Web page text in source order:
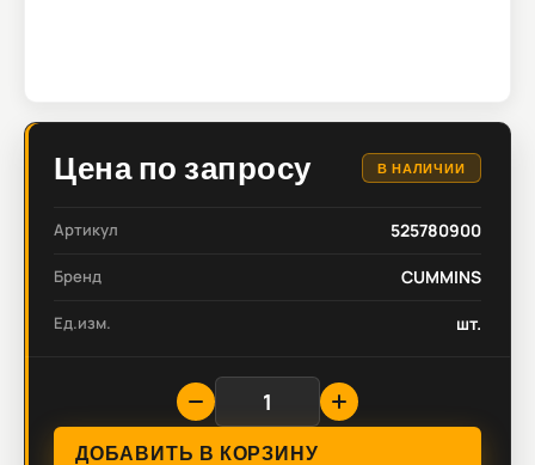
Цена по запросу В НАЛИЧИИ
Артикул 525780900
Бренд CUMMINS
Ед.изм. шт.
ДОБАВИТЬ В КОРЗИНУ